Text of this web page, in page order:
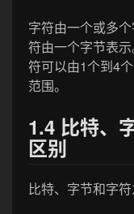
字符由一个或多
符由一个字节表
符可以由1个到4
范围。
1.4 比特、
区别
比特、字节和字